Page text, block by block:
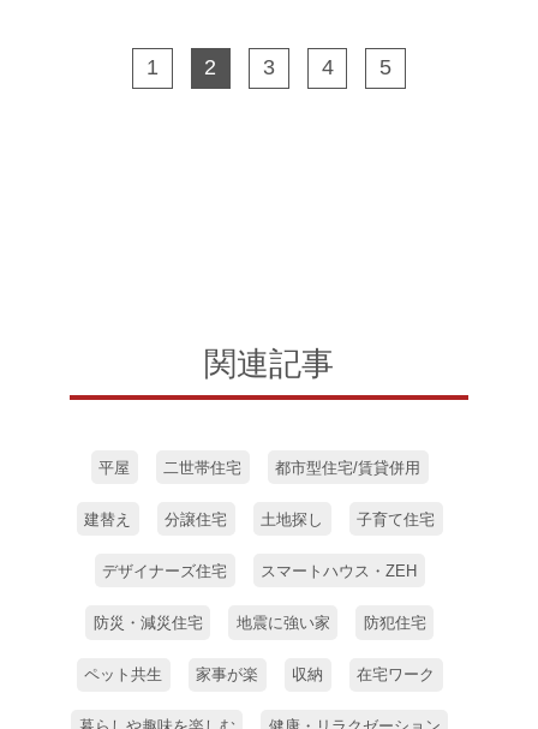
1 2 3 4 5
関連記事
平屋 二世帯住宅 都市型住宅/賃貸併用
建替え 分譲住宅 土地探し 子育て住宅
デザイナーズ住宅 スマートハウス・ZEH
防災・減災住宅 地震に強い家 防犯住宅
ペット共生 家事が楽 収納 在宅ワーク